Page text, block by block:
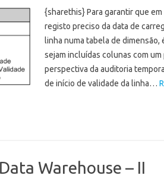
{sharethis} Para garantir que
registo preciso da data de
linha numa tabela de
sejam incluídas colunas com
perspectiva da auditoria
de início de validade da linha…
Warehouse – II